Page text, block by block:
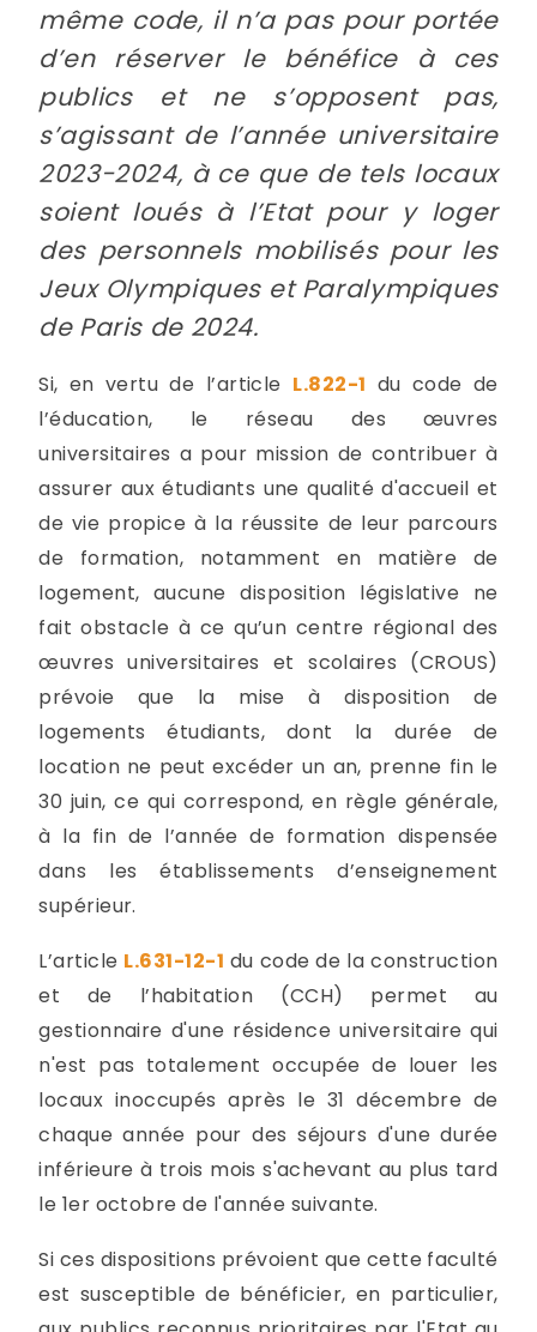
même code, il n’a pas pour portée
d’en réserver le bénéfice à ces
publics et ne s’opposent pas,
s’agissant de l’année universitaire
2023-2024, à ce que de tels locaux
soient loués à l’Etat pour y loger
des personnels mobilisés pour les
Jeux Olympiques et Paralympiques
de Paris de 2024.
Si, en vertu de l’article L.822-1 du code de
l’éducation, le réseau des œuvres
universitaires a pour mission de contribuer à
assurer aux étudiants une qualité d'accueil et
de vie propice à la réussite de leur parcours
de formation, notamment en matière de
logement, aucune disposition législative ne
fait obstacle à ce qu’un centre régional des
œuvres universitaires et scolaires (CROUS)
prévoie que la mise à disposition de
logements étudiants, dont la durée de
location ne peut excéder un an, prenne fin le
30 juin, ce qui correspond, en règle générale,
à la fin de l’année de formation dispensée
dans les établissements d’enseignement
supérieur.
L’article L.631-12-1 du code de la construction
et de l’habitation (CCH) permet au
gestionnaire d'une résidence universitaire qui
n'est pas totalement occupée de louer les
locaux inoccupés après le 31 décembre de
chaque année pour des séjours d'une durée
inférieure à trois mois s'achevant au plus tard
le 1er octobre de l'année suivante.
Si ces dispositions prévoient que cette faculté
est susceptible de bénéficier, en particulier,